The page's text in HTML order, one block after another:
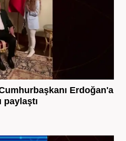
Erdoğan'a
paylaştı